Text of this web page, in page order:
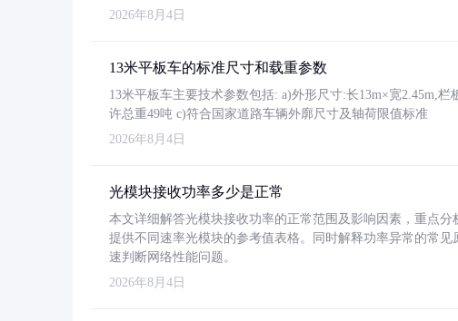
2026年8月4日
13米平板车的标准尺寸和载重参数
13米平板车主要技术参数包括: a)外形尺寸:长13m×宽2.45m,
许总重49吨 c)符合国家道路车辆外廓尺寸及轴荷限值标准
2026年8月4日
光模块接收功率多少是正常
本文详细解答光模块接收功率的正常范围及影响因素，重点
提供不同速率光模块的参考值表格。同时解释功率异常的常
速判断网络性能问题。
2026年8月4日